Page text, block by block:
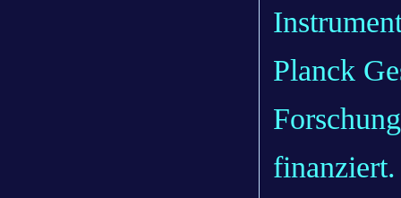
Planck